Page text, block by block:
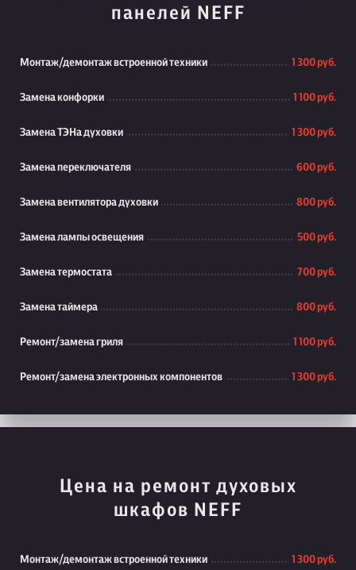
панелей NEFF
Монтаж/демонтаж встроенной техники 1 300 руб.
Замена конфорки 1 100 руб.
Замена ТЭНа духовки 1 300 руб.
Замена переключателя 600 руб.
Замена вентилятора духовки 800 руб.
Замена лампы освещения 500 руб.
Замена термостата 700 руб.
Замена таймера 800 руб.
Ремонт/замена гриля 1 100 руб.
Ремонт/замена электронных компонентов 1 300 руб.
Цена на ремонт духовых
шкафов NEFF
Монтаж/демонтаж встроенной техники 1 300 руб.